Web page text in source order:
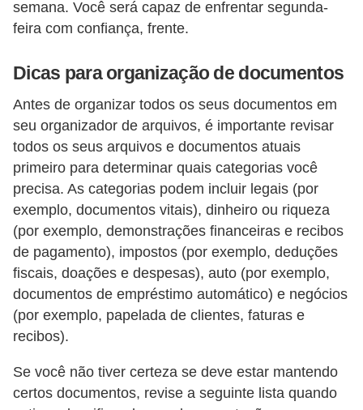
semana. Você será capaz de enfrentar segunda-
feira com confiança, frente.
Dicas para organização de documentos
Antes de organizar todos os seus documentos em
seu organizador de arquivos, é importante revisar
todos os seus arquivos e documentos atuais
primeiro para determinar quais categorias você
precisa. As categorias podem incluir legais (por
exemplo, documentos vitais), dinheiro ou riqueza
(por exemplo, demonstrações financeiras e recibos
de pagamento), impostos (por exemplo, deduções
fiscais, doações e despesas), auto (por exemplo,
documentos de empréstimo automático) e negócios
(por exemplo, papelada de clientes, faturas e
recibos).
Se você não tiver certeza se deve estar mantendo
certos documentos, revise a seguinte lista quando